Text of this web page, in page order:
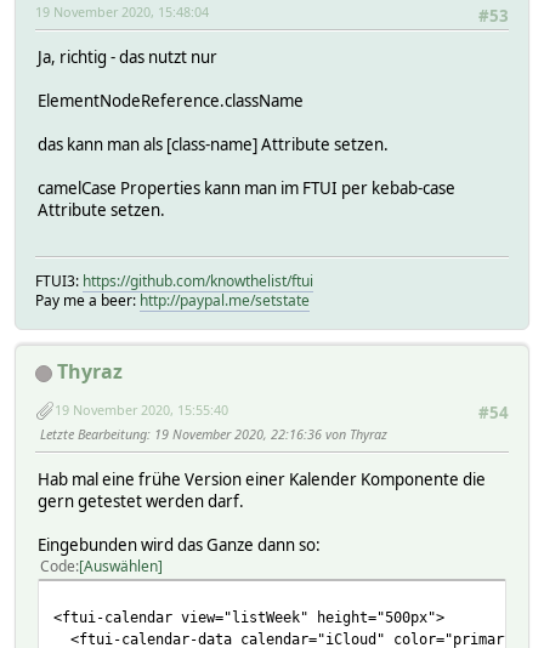
#53
19 November 2020, 15:48:04
Ja, richtig - das nutzt nur
ElementNodeReference.className
das kann man als [class-name] Attribute setzen.
camelCase Properties kann man im FTUI per kebab-case
Attribute setzen.
FTUI3: https://github.com/knowthelist/ftui
Pay me a beer: http://paypal.me/setstate
Thyraz
#54
19 November 2020, 15:55:40
Letzte Bearbeitung: 19 November 2020, 22:16:36 von Thyraz
Hab mal eine frühe Version einer Kalender Komponente die
gern getestet werden darf.
Eingebunden wird das Ganze dann so:
Code Auswählen
<ftui-calendar view="listWeek" height="500px">
<ftui-calendar-data calendar="iCloud"